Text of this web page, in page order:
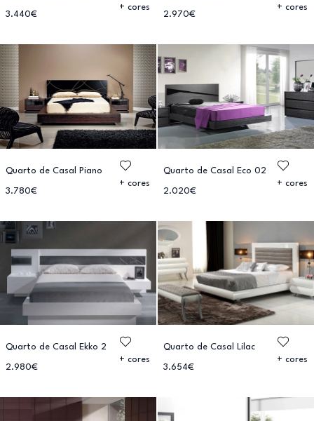
3.440€
+ cores
2.970€
+ cores
Quarto de Casal Piano
3.780€
+ cores
Quarto de Casal Eco 02
2.020€
+ cores
Quarto de Casal Ekko 2
2.980€
+ cores
Quarto de Casal Lilac
3.654€
+ cores